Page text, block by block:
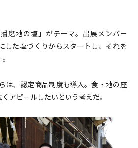
磨地の塩」がテーマ。出展メンバー
した塩づくりからスタートし、それを
は、認定商品制度も導入。食・地の座
アピールしたいという考えだ。